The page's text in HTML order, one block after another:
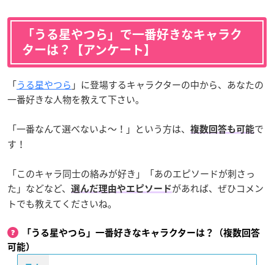
「うる星やつら」で一番好きなキャラク
ターは？【アンケート】
「うる星やつら 」に登場するキャラクターの中から、あなたの
一番好きな人物を教えて下さい。
「一番なんて選べないよ〜！」という方は、 複数回答も可能で
す！
「このキャラ同士の絡みが好き」「あのエピソードが刺さっ
た」などなど、
選んだ理由やエピソードがあれば、ぜひコメン
トでも教えてくださいね。
「うる星やつら」一番好きなキャラクターは？（複数回答
可能）